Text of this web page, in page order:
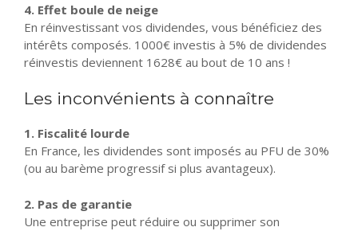
4. Effet boule de neige
En réinvestissant vos dividendes, vous bénéficiez des
intérêts composés. 1000€ investis à 5% de dividendes
réinvestis deviennent 1628€ au bout de 10 ans !
Les inconvénients à connaître
1. Fiscalité lourde
En France, les dividendes sont imposés au PFU de 30%
(ou au barème progressif si plus avantageux).
2. Pas de garantie
Une entreprise peut réduire ou supprimer son